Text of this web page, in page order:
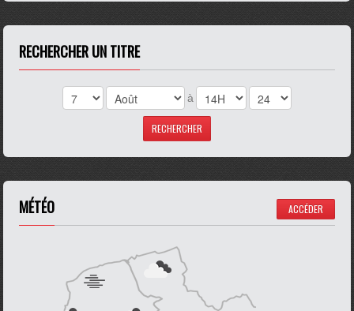
RECHERCHER UN TITRE
à
MÉTÉO ACCÉDER